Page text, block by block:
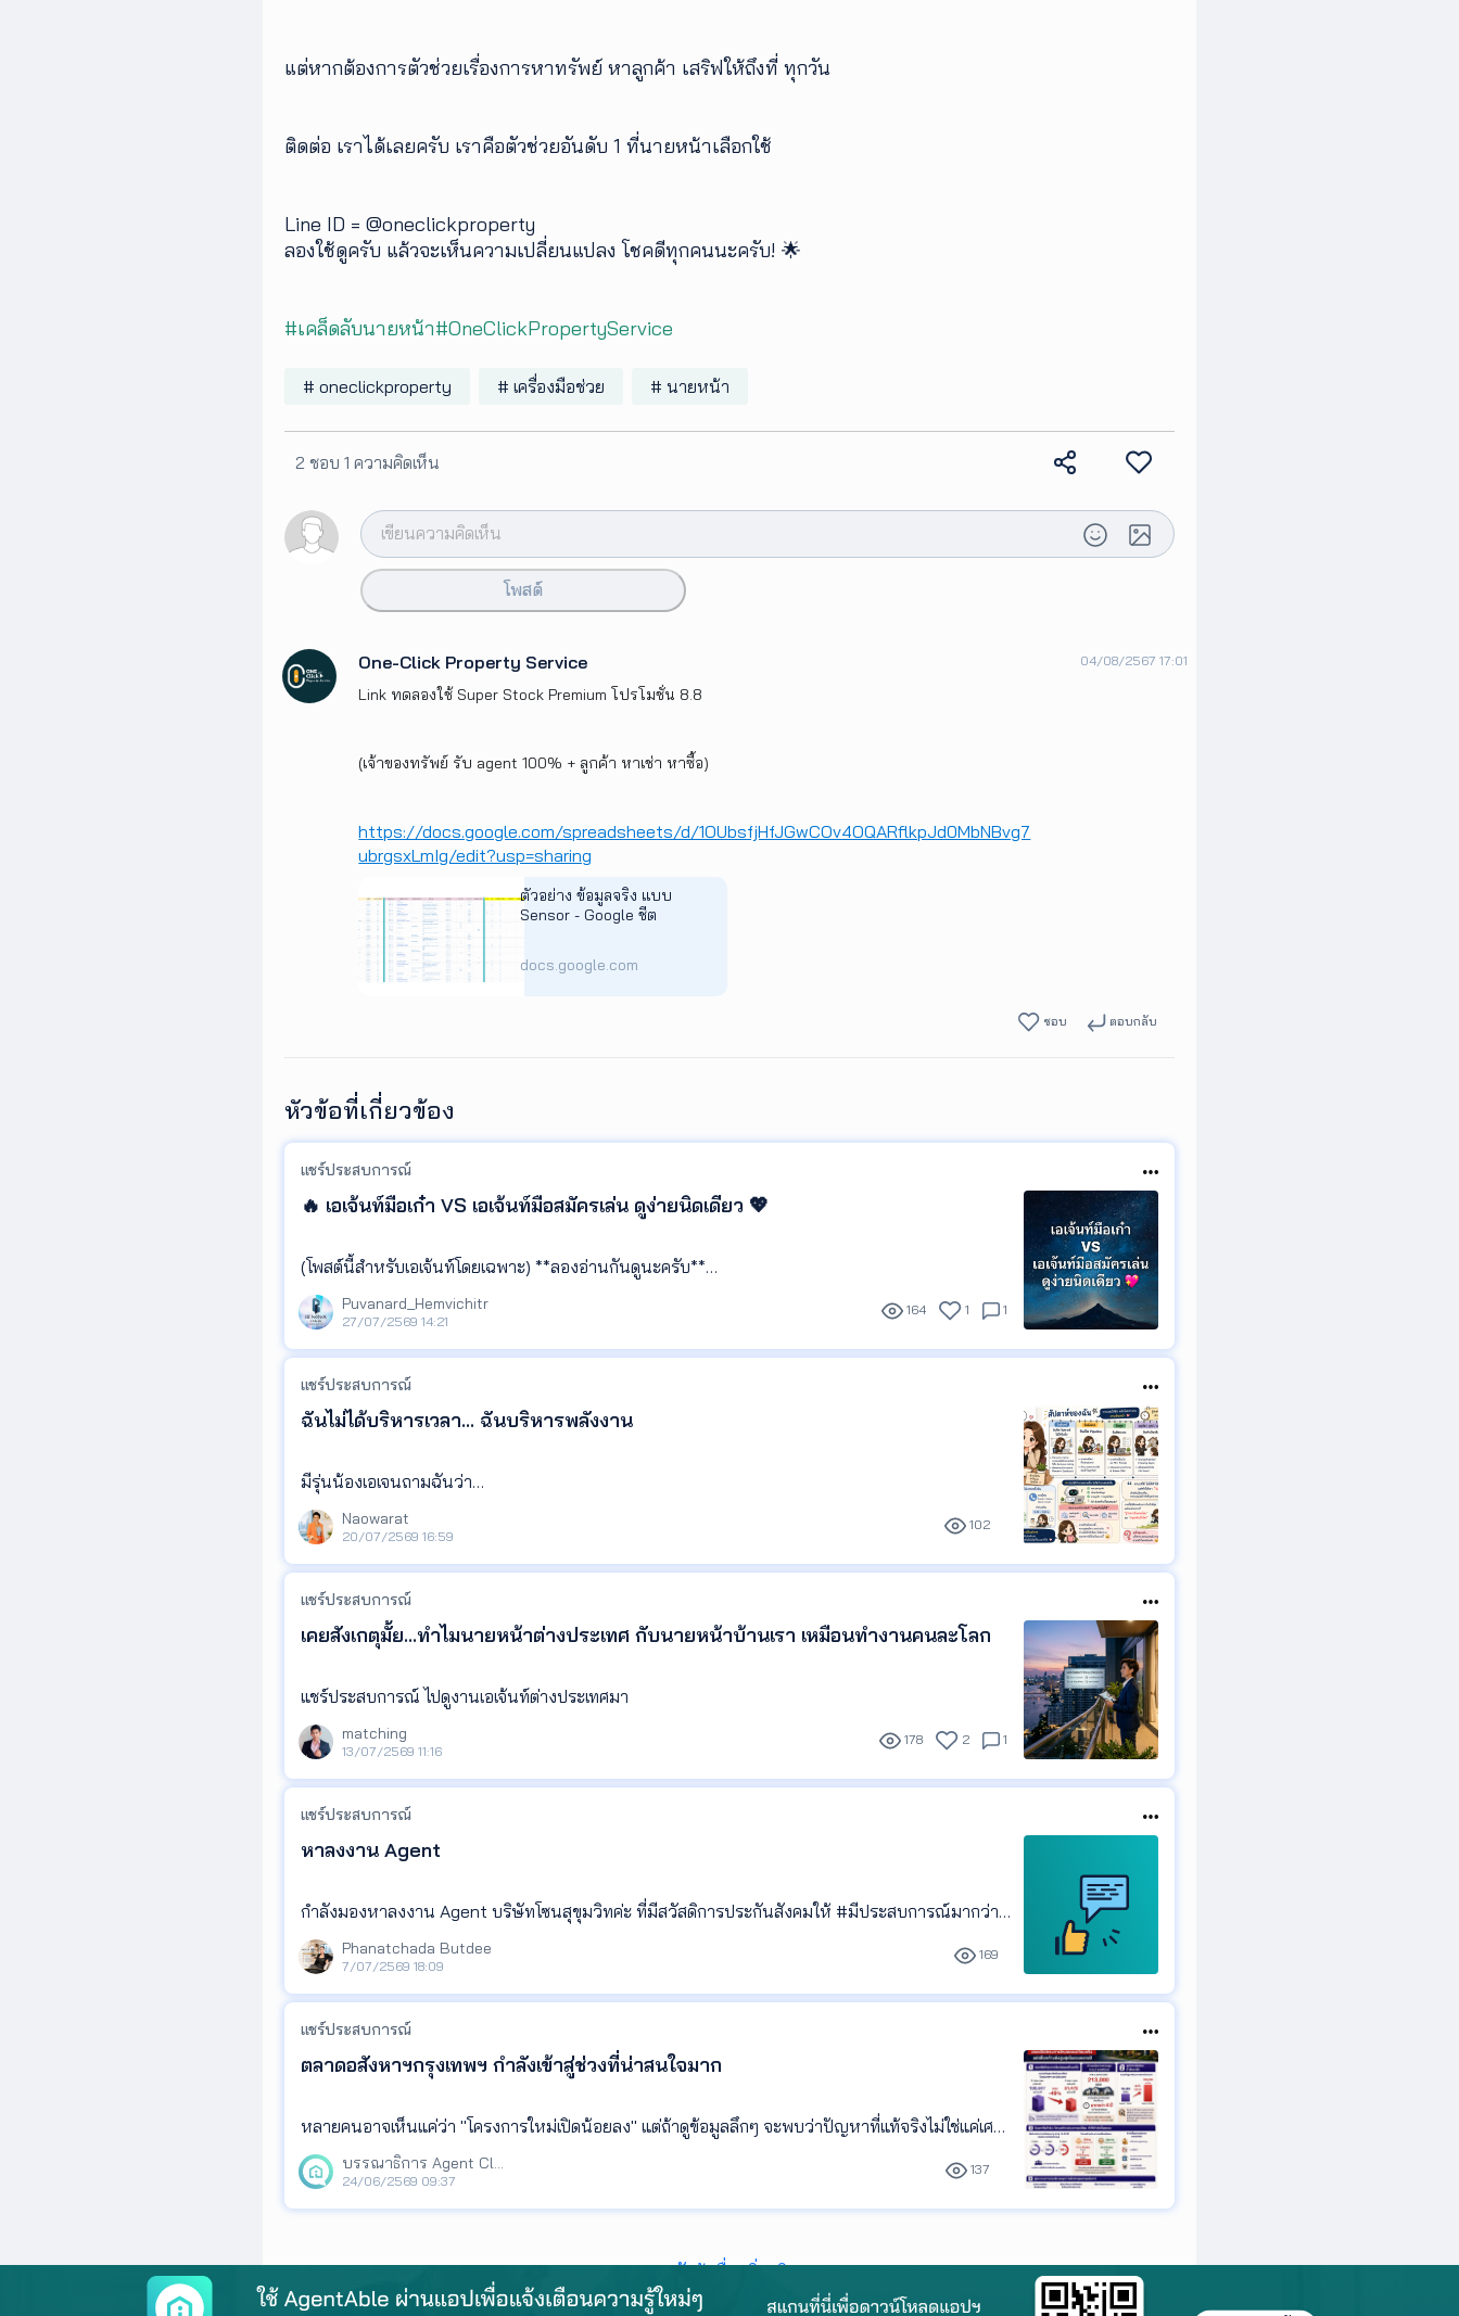
แต่หากต้องการตัวช่วยเรื่องการหาทรัพย์ หาลูกค้า เสริฟให้ถึงที่ ทุกวัน
ติดต่อ เราได้เลยครับ เราคือตัวช่วยอันดับ 1 ที่นายหน้าเลือกใช้
Line ID = @oneclickproperty
ลองใช้ดูครับ แล้วจะเห็นความเปลี่ยนแปลง โชคดีทุกคนนะครับ! 🌟
#เคล็ดลับนายหน้า#OneClickPropertyService
# oneclickproperty # เครื่องมือช่วย # นายหน้า
2 ชอบ 1 ความคิดเห็น
โพสต์
One-Click Property Service
Link ทดลองใช้ Super Stock Premium โปรโมชั่น 8.8
(เจ้าของทรัพย์ รับ agent 100% + ลูกค้า หาเช่า หาซื้อ)
https://docs.google.com/spreadsheets/d/1OUbsfjHfJGwCOv4OQARflkpJd0MbNBvg7
ubrgsxLmIg/edit?usp=sharing
ตัวอย่าง ข้อมูลจริง แบบ
Sensor - Google ชีต
docs.google.com
04/08/2567 17:01
ชอบ ตอบกลับ
หัวข้อที่เกี่ยวข้อง
แชร์ประสบการณ์
🔥 เอเจ้นท์มือเก๋า VS เอเจ้นท์มือสมัครเล่น ดูง่ายนิดเดียว 💖
(โพสต์นี้สำหรับเอเจ้นท์โดยเฉพาะ) **ลองอ่านกันดูนะครับ**
💚 ผมลองมานั่งดูเบอร์ที่โทรเข้าออกในแต่ละวันของผม พบว่า ส่วนใหญ่ผมคุยกับเอเจ้นท์ค่อนข้างเยอะ วัน
นึงประมาณ 50 สาย (มีทั้งโทรเข้ามาและผมโทรออก) มีทั้งเอเจ้นท์เจ้าใหม่และเจ้าที่สนิทคุยกันบ่อย
เลยทำให้มีเอเจ้นท์ที่รู้จักกันค่อนข้างเยอะ ประมาณพันกว่าคน แต่ที่สนิทจริงๆ ก็น่าจะประมาณร้อยกว่าค
น เลยคิดว่าอยากเอาเรื่องนี้มาแชร์ให้คนอื่นๆฟังครับ 🙏
💖 ทุกครั้งที่มีเอเจ้นท์โทรมา ทักมาสอบถาม หรือตอนนัดเจอกัน ผมก็จะรู้ทันทีเลยว่า เอเจ้นท์คนนั้นเก่งหรื
อไม่เก่ง ด้วยคำถามหรือพฤติกรรมบางอย่างที่บ่งบอกความเป็นมืออาชีพของเขา ผมเลยอยากเอามาบอก
วามรู้ ความสามารถในสายงานนายหน้าอสังหามากยิ่งขึ้นครับ ผมไม่ได้มีจุดประสงค์ที่จะมาตำหนิหรือติเ
ตียนใดๆครับ แต่อยากให้นำข้อสังเกตหรือมุมมองบางจุดไปปรับปรุงให้เก่งยิ่งๆขึ้นไป 🥰
🌈 เริ่มจากตั้งแต่ตอนเอเจ้นท์โทรหรือทักมาสอบถามข้อมูล
❌ เอเจ้นท์ที่ไม่เก่ง มักจะถามข้อมูลที่ผมลงไปไว้ให้ทั้งหมดก่อนหน้าอยู่แล้ว เช่น “บ้านอยู่แถวไหนหรอครั
บ?” หรือ “ราคาขายเท่าไรครับ?” ตรงนี้บอกให้เรารู้ว่า เขาไม่ได้อ่านรายละเอียดหรือศึกษาข้อมูลก่อนโทร
มา หรือถามเรื่องเดิมซ้ำอีกรอบ ทั้งๆที่เพิ่งบอกไปเมื่อ 2 นาทีที่แล้ว 😆
✅ ส่วนเอเจ้นท์ที่เก่ง เขาจะถามข้อมูลที่เป็นประโยชน์ และถามอะไรบางอย่างที่ทำให้เรารู้ว่าเขาเคยลงพื้นที่
จริง และเป็นเอเจ้นท์เก๋าเกมส์ในโซนนั้นๆ เช่น ตอนเขาสอบถามข้อมูลว่าบ้านนี้อยู่ซอยไหน ผมก็บอกว่าซอ
พอเราเจอเอเจ้นท์ที่รู้จริงแบบนี้ เชื่อไหมครับว่ามันทำให้เราอยากรู้จักเขาจริงๆ และพร้อมให้ข้อมูลได้เต็มที่
และยินดีไปเปิดบ้านพาลูกค้าไปดูด้วยเลย เพราะรู้ว่าเขาจะช่วยพาเราปิดการขายได้อย่างแน่นอน 😇
*********************************
🌈 ผมขอเสริมประเด็นนี้อีกนิดนึงครับ เรื่องคำถามที่เขาถามเรา (Asking the Right Questions) คือ ควา
มต่างที่ชัดเจนที่สุดระหว่างเอเจ้นท์ที่เก่งและไม่เก่ง ซึ่งผมจะดูจากความหมายที่ซ่อนอยู่จากสิ่งที่ถามมาครับ
❌ เอเจ้นท์ที่ไม่เก่ง จะถามเพื่อต้องการเอาทรัพย์ของเราไป Listing เท่านั้น เช่น “พี่จะขายราคาเท่าไรครับ?”
หรือ “ราคาลงได้สูงสุดเท่าไร?“ หรือ “ผมขอเลขที่บ้านเพื่อเอาไปลงข้อมูลในเว็บได้ไหม?” หรือ เอเจ้นท์ที่จะ
บังคับเราเพื่อให้เราเซ็นสัญญาปิดเท่านั้น
กว่าเอเจ้นท์ทั่วๆไป เช่น ”พี่พอจะเล่าประวัติการได้มาของบ้านหลังนี้ได้ไหมครับ ว่าทำไมเจ้าของเก่าถึงอยา
กขาย?“ หรือ ”ไม่ทราบว่าพอจะแชร์ได้ไหมครับว่า บ้านหลังนี้มีจุดเด่นอะไรมากกว่าบ้านหลังอื่นๆ ที่ประก
าศขายที่อยู่ในละแวกเดียวกัน?” พอผมได้ฟังคำถามเหล่านี้ ผมก็ยินดีแชร์ให้เต็มที่เลยครับ เพราะจะช่วยให้เ
Puvanard_Hemvichitr
27/07/2569 14:21
164 1 1
แชร์ประสบการณ์
ฉันไม่ได้บริหารเวลา... ฉันบริหารพลังงาน
มีรุ่นน้องเอเจนถามฉันว่า
“พี่โอ๋คะ อาชีพเรามันยุ่งมาก พี่จัดระเบียบ และวางระบบงานยังไงคะ?”
คำตอบคือ ฉันไม่ได้พยายาม “ทำทุกอย่าง”
แต่ฉันพยายาม “ทำเฉพาะสิ่งที่มันได้ผล”
Naowarat
20/07/2569 16:59
102
แชร์ประสบการณ์
เคยสังเกตุมั้ย...ทำไมนายหน้าต่างประเทศ กับนายหน้าบ้านเรา เหมือนทำงานคนละโลก
แชร์ประสบการณ์ ไปดูงานเอเจ้นท์ต่างประเทศมา
matching
13/07/2569 11:16
178 2 1
แชร์ประสบการณ์
หาลงงาน Agent
กำลังมองหาลงงาน Agent บริษัทโซนสุขุมวิทค่ะ ที่มีสวัสดิการประกันสังคมให้ #มีประสบการณ์มากว่า
5 ปีค่ะ
0909859229 เบอร์ค่ะ บีส ค่ะ
Phanatchada Butdee
7/07/2569 18:09
169
แชร์ประสบการณ์
ตลาดอสังหาฯกรุงเทพฯ กำลังเข้าสู่ช่วงที่น่าสนใจมาก
หลายคนอาจเห็นแค่ว่า "โครงการใหม่เปิดน้อยลง" แต่ถ้าดูข้อมูลลึกๆ จะพบว่าปัญหาที่แท้จริงไม่ใช่แค่เศร
ษฐกิจชะลอตัว
บรรณาธิการ Agent Club
24/06/2569 09:37
137
ดูหัวข้ออื่นเพิ่มเติม